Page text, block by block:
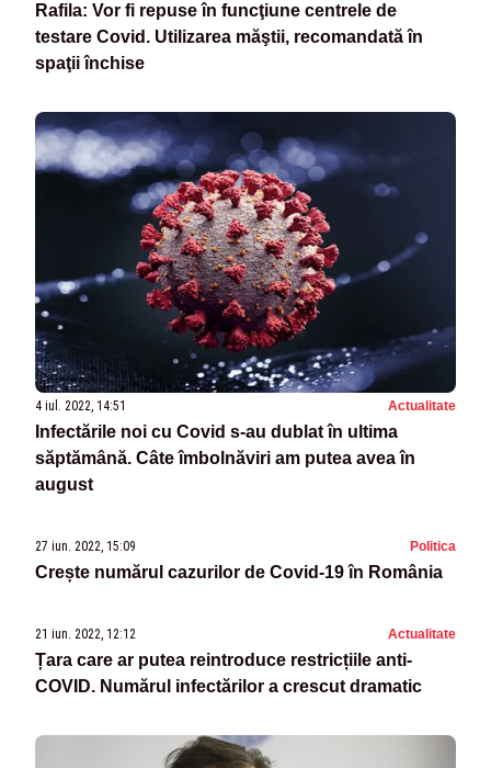
Rafila: Vor fi repuse în funcţiune centrele de
testare Covid. Utilizarea măştii, recomandată în
spaţii închise
4 iul. 2022, 14:51 Actualitate
Infectările noi cu Covid s-au dublat în ultima
săptămână. Câte îmbolnăviri am putea avea în
august
27 iun. 2022, 15:09 Politica
Crește numărul cazurilor de Covid-19 în România
21 iun. 2022, 12:12 Actualitate
Țara care ar putea reintroduce restricțiile anti-
COVID. Numărul infectărilor a crescut dramatic